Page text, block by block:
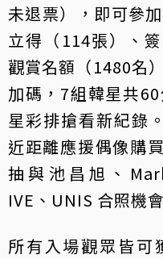
未退票），即可參
立得（114張）、
觀賞名額（1480名
加碼，7組韓星共
星彩排搶看新紀錄
近距離應援偶像購
抽與池昌旭、
IVE、UNIS 合照機
所有入場觀眾皆可